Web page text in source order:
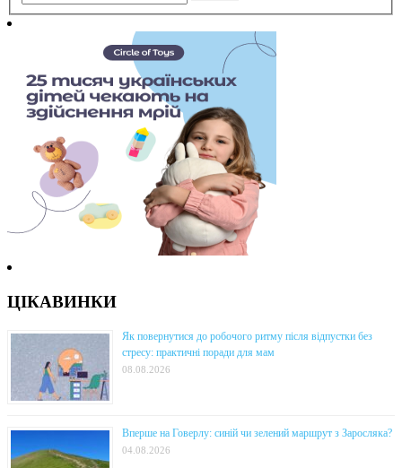
ЦІКАВИНКИ
Як повернутися до робочого ритму після відпустки без
стресу: практичні поради для мам
08.08.2026
Вперше на Говерлу: синій чи зелений маршрут з Заросляка?
04.08.2026